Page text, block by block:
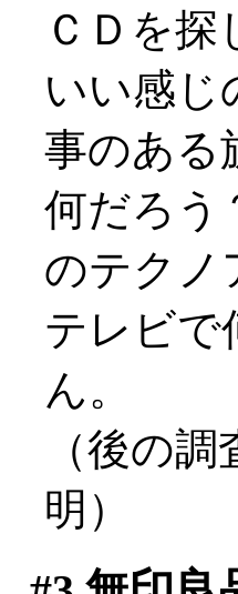
ＣＤを
いい感じ
事のある
何だろう
のテクノ
テレビで
ん。
（後の調
明）